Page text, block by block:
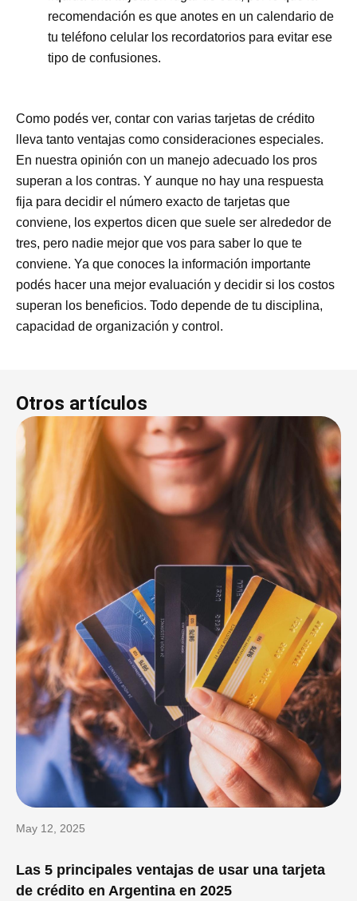
recomendación es que anotes en un calendario de
tu teléfono celular los recordatorios para evitar ese
tipo de confusiones.
Como podés ver, contar con varias tarjetas de crédito
lleva tanto ventajas como consideraciones especiales.
En nuestra opinión con un manejo adecuado los pros
superan a los contras. Y aunque no hay una respuesta
fija para decidir el número exacto de tarjetas que
conviene, los expertos dicen que suele ser alrededor de
tres, pero nadie mejor que vos para saber lo que te
conviene. Ya que conoces la información importante
podés hacer una mejor evaluación y decidir si los costos
superan los beneficios. Todo depende de tu disciplina,
capacidad de organización y control.
Otros artículos
Las 5 principales ventajas de usar una tarjeta
de crédito en Argentina en 2025
May 12, 2025